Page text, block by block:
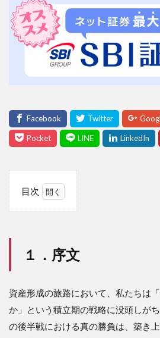
目次
2
3
３．
１．序文
資産形成の旅路において、私たちは
か」という積立期の戦略に没頭しが
の後半戦における真の勝負は、築き